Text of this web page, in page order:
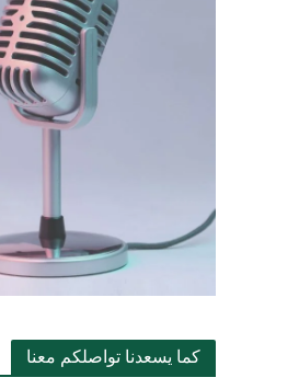
كما يسعدنا تواصلكم معنا